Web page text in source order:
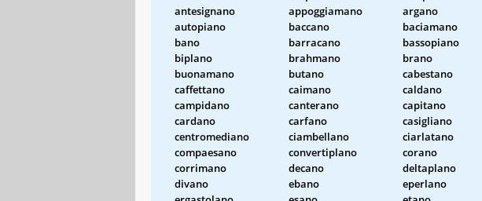
antesignano
appoggiamano argano
autopiano
baccano baciamano
bano
barracano bassopiano
biplano
brahmano brano
buonamano
butano cabestano
caffettano
caimano caldano
campidano
canterano capitano
cardano
carfano casigliano
centromediano
ciambellano ciarlatano
compaesano
convertiplano corano
corrimano
decano deltaplano
divano
ebano eperlano